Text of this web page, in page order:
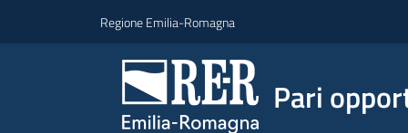
Regione Emilia-Romagna
Pari